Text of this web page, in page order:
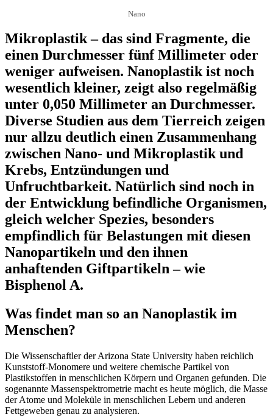
Nano
Mikroplastik – das sind Fragmente, die
einen Durchmesser fünf Millimeter oder
weniger aufweisen. Nanoplastik ist noch
wesentlich kleiner, zeigt also regelmäßig
unter 0,050 Millimeter an Durchmesser.
Diverse Studien aus dem Tierreich zeigen
nur allzu deutlich einen Zusammenhang
zwischen Nano- und Mikroplastik und
Krebs, Entzündungen und
Unfruchtbarkeit. Natürlich sind noch in
der Entwicklung befindliche Organismen,
gleich welcher Spezies, besonders
empfindlich für Belastungen mit diesen
Nanopartikeln und den ihnen
anhaftenden Giftpartikeln – wie
Bisphenol A.
Was findet man so an Nanoplastik im
Menschen?
Die Wissenschaftler der Arizona State University haben reichlich
Kunststoff-Monomere und weitere chemische Partikel von
Plastikstoffen in menschlichen Körpern und Organen gefunden. Die
sogenannte Massenspektrometrie macht es heute möglich, die Masse
der Atome und Moleküle in menschlichen Lebern und anderen
Fettgeweben genau zu analysieren.